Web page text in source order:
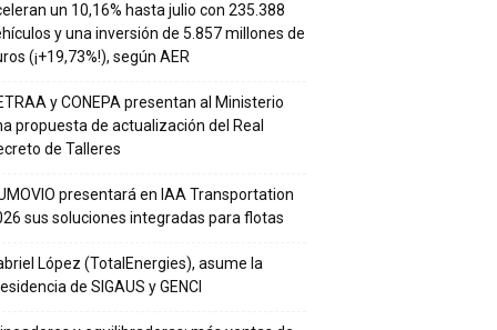
un 10,16% hasta julio con 235.388
y una inversión de 5.857 millones de
(¡+19,73%!), según AER
y CONEPA presentan al Ministerio
propuesta de actualización del Real
de Talleres
presentará en IAA Transportation
sus soluciones integradas para flotas
López (TotalEnergies), asume la
de SIGAUS y GENCI